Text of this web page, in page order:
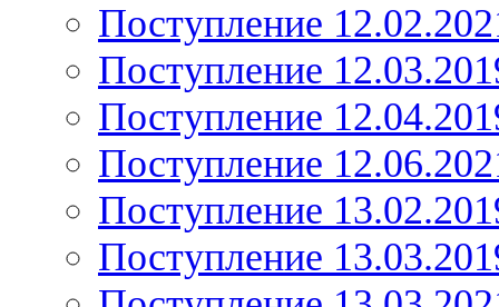
Поступление
Поступление
Поступление
Поступление
Поступление
Поступление